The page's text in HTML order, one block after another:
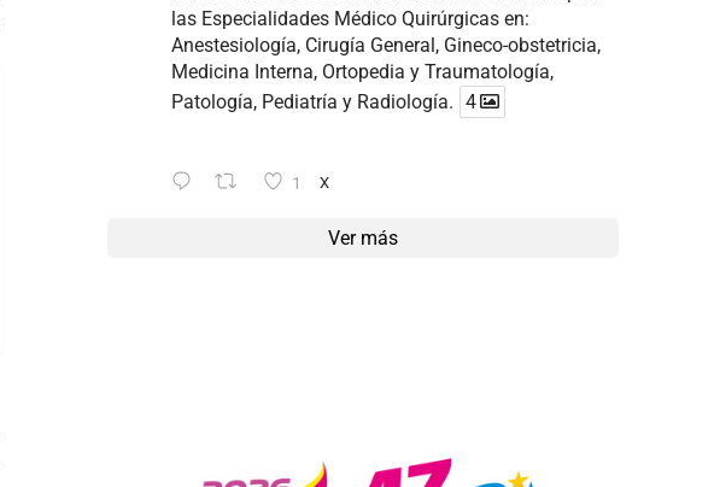
las Especialidades Médico Quirúrgicas en:
Anestesiología, Cirugía General, Gineco-obstetricia,
Medicina Interna, Ortopedia y Traumatología,
Patología, Pediatría y Radiología. 4
1 X
Ver más